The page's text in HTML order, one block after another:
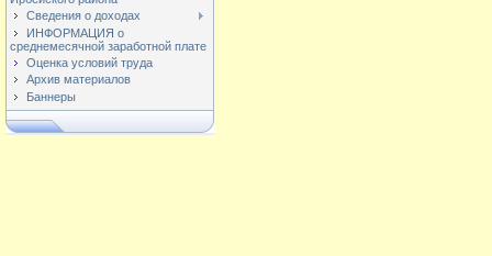
Сведения о доходах
ИНФОРМАЦИЯ о
среднемесячной заработной плате
Оценка условий труда
Архив материалов
Баннеры